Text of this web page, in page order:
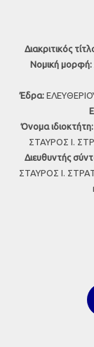
Διακριτικός
Νομική μορφή:
Έδρα:
Όνομα ιδιοκτήτη:
ΣΤΑΥΡΟΣ Ι.
Διευθυντής
ΣΤΑΥΡΟΣ Ι.